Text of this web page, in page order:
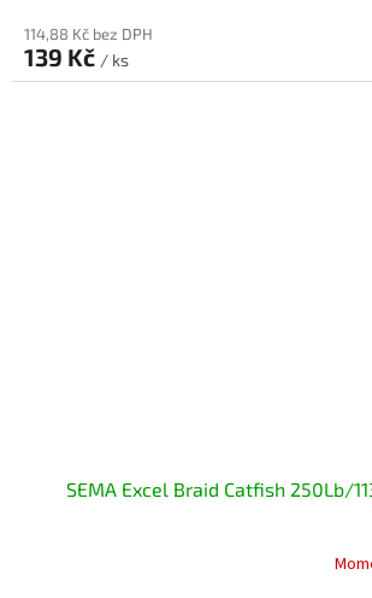
114,88 Kč bez DPH
139 Kč / ks
SEMA Excel Braid Catfish 250Lb/